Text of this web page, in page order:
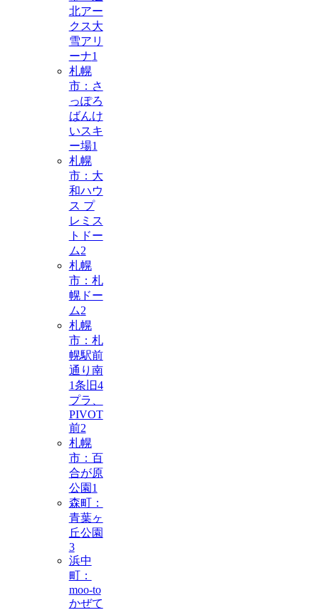
北アー
クス大
雪アリ
ーナ1
札幌
市：さ
っぽろ
ばんけ
いスキ
ー場1
札幌
市：大
和ハウ
ス プ
レミス
トドー
ム2
札幌
市：札
幌ドー
ム2
札幌
市：札
幌駅前
通り南
1条旧4
プラ、
PIVOT
前2
札幌
市：百
合が原
公園 1
森町：
青葉ヶ
丘公園
3
浜中
町：
moo-to
かぜて